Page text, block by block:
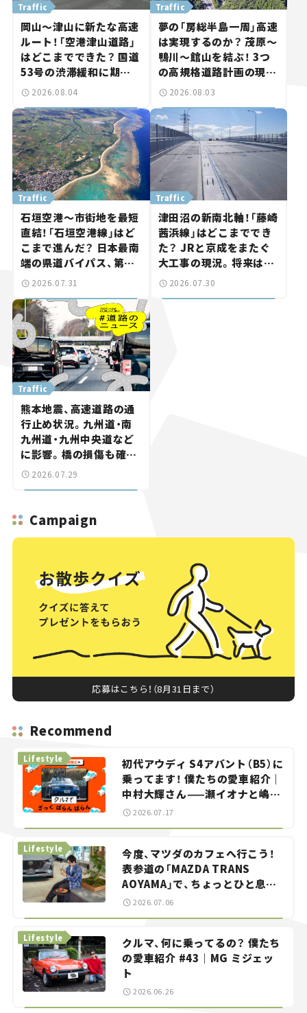
Traffic
岡山～津山に新たな高速
ルート！「空港津山道路」
はどこまでできた？ 国道
53号の渋滞緩和に期待。
岡山市側でも動きが【い
2026.08.04
Traffic
夢の「房総半島一周」高速
は実現するのか？ 茂原～
鴨川～館山を結ぶ！ 3つ
の高規格道路計画の現
状。「館山鴨川道路」で検
路計画】
2026.08.03
Traffic
石垣空港～市街地を最短
直結！「石垣空港線」はど
こまで進んだ？ 日本最南
端の県道バイパス、第2
工区も延伸開通 【いま気
2026.07.31
Traffic
津田沼の新南北軸！「藤崎
茜浜線」はどこまででき
た？ JRと京成をまたぐ
大工事の現況。将来は
「習志野～鎌ケ谷」を最短
2026.07.30
Traffic
熊本地震、高速道路の通
行止め状況。九州道・南
九州道・九州中央道など
に影響。橋の損傷も確認
【道路のニュース】
2026.07.29
Campaign
応募はこちら！（8月31日まで）
Recommend
初代アウディ S4アバント（B5）に
乗ってます！ 僕たちの愛車紹介｜
中村大輝さん——瀬イオナと嶋田
智之の「クルマでざっくばらんば
Lifestyle
2026.07.17
今度、マツダのカフェへ行こう！
表参道の「MAZDA TRANS
AOYAMA」で、ちょっとひと息。
——連載｜CCGとクルマでどうす
Lifestyle
2026.07.06
クルマ、何に乗ってるの？ 僕たち
の愛車紹介 #43｜MG ミジェッ
ト
Lifestyle
2026.06.26